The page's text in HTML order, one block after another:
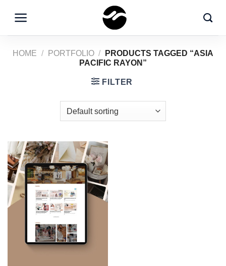
HOME / PORTFOLIO /
PRODUCTS TAGGED “ASIA
PACIFIC RAYON”
FILTER